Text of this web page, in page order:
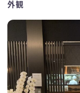
外観